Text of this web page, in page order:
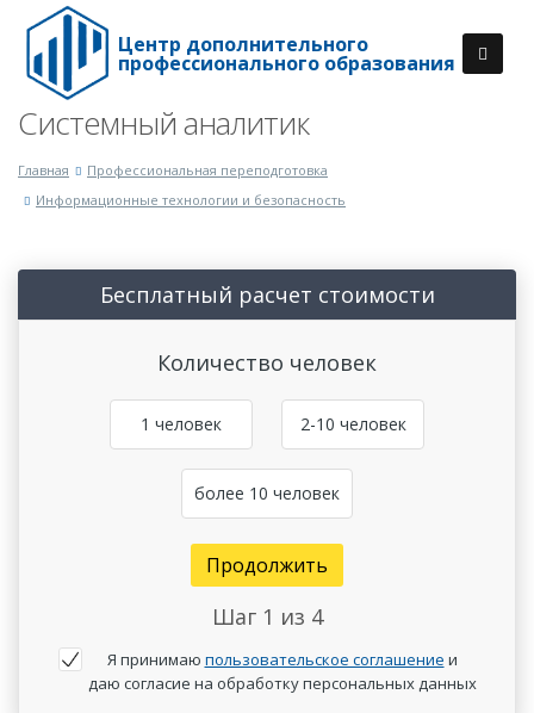
Центр дополнительного
профессионального образования
Системный аналитик
Главная
Профессиональная переподготовка
Информационные технологии и безопасность
Бесплатный расчет стоимости
Количество человек
1 человек 2-10 человек
более 10 человек
Продолжить
Шаг 1 из 4
Я принимаю пользовательское соглашение и
даю согласие на обработку персональных данных